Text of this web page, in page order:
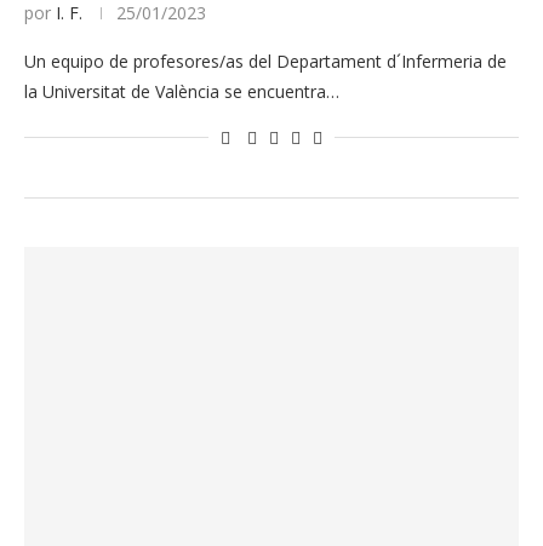
por I. F. 25/01/2023
Un equipo de profesores/as del Departament d´Infermeria de
la Universitat de València se encuentra…